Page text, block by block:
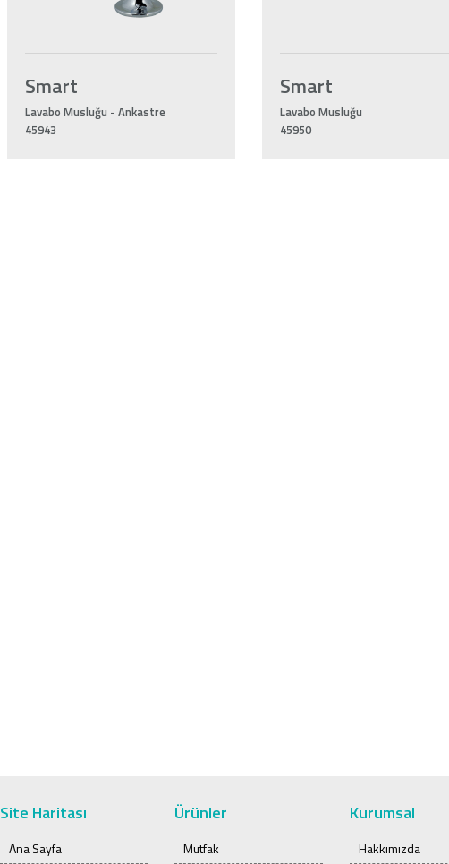
Smart
Lavabo Musluğu - Ankastre
45943
Smart
Lavabo Musluğu
45950
Site Haritası
Ana Sayfa
Ürünler
Mutfak
Kurumsal
Hakkımızda